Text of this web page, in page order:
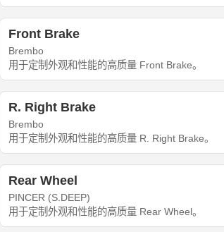
Front Brake
Brembo
用于定制外观和性能的高质量 Front Brake。
R. Right Brake
Brembo
用于定制外观和性能的高质量 R. Right Brake。
Rear Wheel
PINCER (S.DEEP)
用于定制外观和性能的高质量 Rear Wheel。